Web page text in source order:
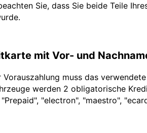
Sie, dass Sie beide Teile
mit Vor- und
Vorauszahlung muss das
werden 2 obligatorische
"electron", "maestro",